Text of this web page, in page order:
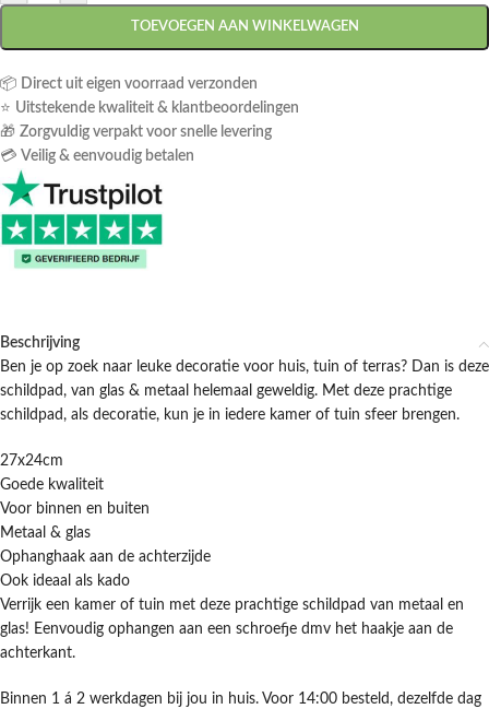
TOEVOEGEN AAN WINKELWAGEN
📦 Direct uit eigen voorraad verzonden
⭐ Uitstekende kwaliteit & klantbeoordelingen
🎁 Zorgvuldig verpakt voor snelle levering
💳 Veilig & eenvoudig betalen
Beschrijving
Ben je op zoek naar leuke decoratie voor huis, tuin of terras? Dan is deze
schildpad, van glas & metaal helemaal geweldig. Met deze prachtige
schildpad, als decoratie, kun je in iedere kamer of tuin sfeer brengen.
27x24cm
Goede kwaliteit
Voor binnen en buiten
Metaal & glas
Ophanghaak aan de achterzijde
Ook ideaal als kado
Verrijk een kamer of tuin met deze prachtige schildpad van metaal en
glas! Eenvoudig ophangen aan een schroefje dmv het haakje aan de
achterkant.
Binnen 1 á 2 werkdagen bij jou in huis. Voor 14:00 besteld, dezelfde dag